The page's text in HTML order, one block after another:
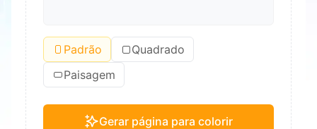
Padrão
Quadrado
Paisagem
Gerar página para colorir